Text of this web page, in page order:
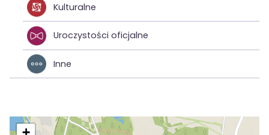
Kulturalne
Uroczystości oficjalne
Inne